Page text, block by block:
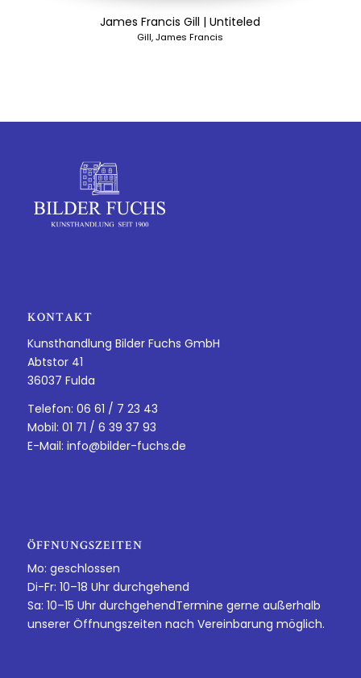
James Francis Gill | Untiteled
Gill, James Francis
KONTAKT
Kunsthandlung Bilder Fuchs GmbH
Abtstor 41
36037 Fulda
Telefon: 06 61 / 7 23 43
Mobil: 01 71 / 6 39 37 93
E-Mail: info@bilder-fuchs.de
ÖFFNUNGSZEITEN
Mo: geschlossen
Di-Fr: 10–18 Uhr durchgehend
Sa: 10–15 Uhr durchgehendTermine gerne außerhalb
unserer Öffnungszeiten nach Vereinbarung möglich.